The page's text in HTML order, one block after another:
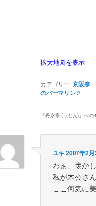
拡大地図を表示
カテゴリー:京阪奈
のパーマリンク
「丹永亭 (うどん)」への
ユキ 2007年2
わぁ、懐か
私が木公さ
ここ何気に